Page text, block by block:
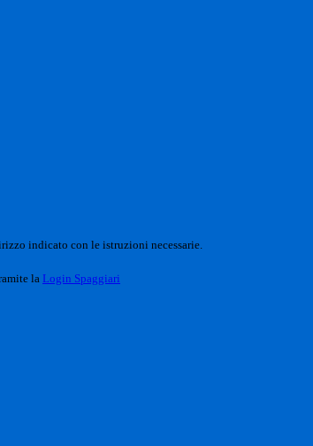
indicato con le istruzioni necessarie.
la Login Spaggiari